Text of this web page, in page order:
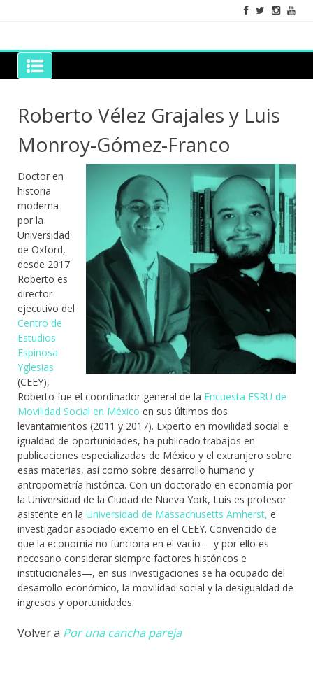
Grano de Sal
Libros para mantener viva la duda razonable
Roberto Vélez Grajales y Luis
Monroy-Gómez-Franco
Doctor en
historia
moderna
por la
Universidad
de Oxford,
desde 2017
Roberto es
director
ejecutivo del
Centro de
Estudios
Espinosa
Yglesias
(CEEY),
Roberto fue el coordinador general de la Encuesta ESRU de
Movilidad Social en México en sus últimos dos
levantamientos (2011 y 2017). Experto en movilidad social e
igualdad de oportunidades, ha publicado trabajos en
publicaciones especializadas de México y el extranjero sobre
esas materias, así como sobre desarrollo humano y
antropometría histórica. Con un doctorado en economía por
la Universidad de la Ciudad de Nueva York, Luis es profesor
asistente en la Universidad de Massachusetts Amherst, e
investigador asociado externo en el CEEY. Convencido de
que la economía no funciona en el vacío —y por ello es
necesario considerar siempre factores históricos e
institucionales—, en sus investigaciones se ha ocupado del
desarrollo económico, la movilidad social y la desigualdad de
ingresos y oportunidades.
Volver a Por una cancha pareja